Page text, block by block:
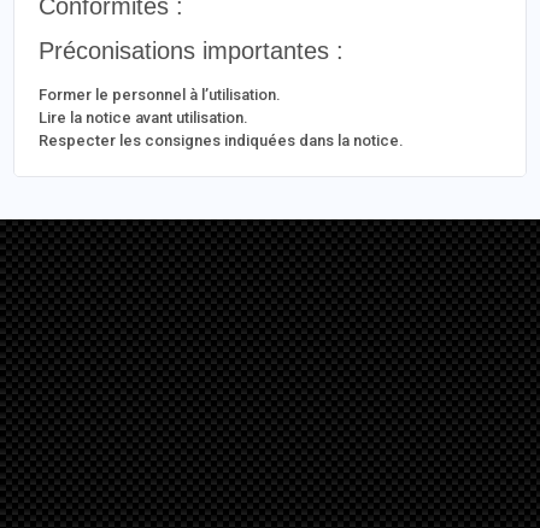
Conformités :
Préconisations importantes :
Former le personnel à l’utilisation.
Lire la notice avant utilisation.
Respecter les consignes indiquées dans la notice.